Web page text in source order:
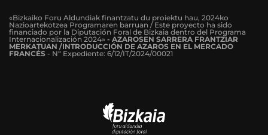
«Bizkaiko Foru Aldundiak finantzatu du proiektu hau, 2024ko
Nazioartekotzea Programaren barruan / Este proyecto ha sido
financiado por la Diputación Foral de Bizkaia dentro del Programa
Internacionalización 2024» - AZAROSEN SARRERA FRANTZIAR
MERKATUAN /INTRODUCCIÓN DE AZAROS EN EL MERCADO
FRANCÉS - Nº Expediente: 6/12/IT/2024/00021